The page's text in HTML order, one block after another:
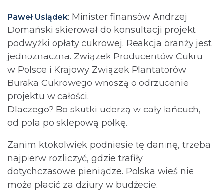
Paweł Usiądek: Minister finansów Andrzej
Domański skierował do konsultacji projekt
podwyżki opłaty cukrowej. Reakcja branży jest
jednoznaczna. Związek Producentów Cukru
w Polsce i Krajowy Związek Plantatorów
Buraka Cukrowego wnoszą o odrzucenie
projektu w całości.
Dlaczego? Bo skutki uderzą w cały łańcuch,
od pola po sklepową półkę.
Zanim ktokolwiek podniesie tę daninę, trzeba
najpierw rozliczyć, gdzie trafiły
dotychczasowe pieniądze. Polska wieś nie
może płacić za dziury w budżecie.⁩